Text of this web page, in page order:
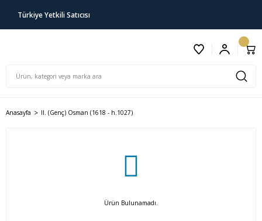
Türkiye Yetkili Satıcısı
Anasayfa II. (Genç) Osman (1618 - h.1027)
Ürün Bulunamadı.